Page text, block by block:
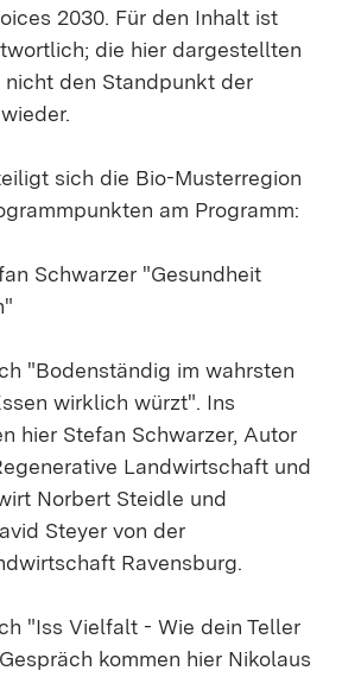
2030. Für den Inhalt ist
die hier dargestellten
nicht den Standpunkt der
sich die Bio-Musterregion
am Programm:
Schwarzer "Gesundheit
"Bodenständig im wahrsten
wirklich würzt". Ins
hier Stefan Schwarzer, Autor
Landwirtschaft und
Norbert Steidle und
Steyer von der
Ravensburg.
"Iss Vielfalt - Wie dein Teller
kommen hier Nikolaus